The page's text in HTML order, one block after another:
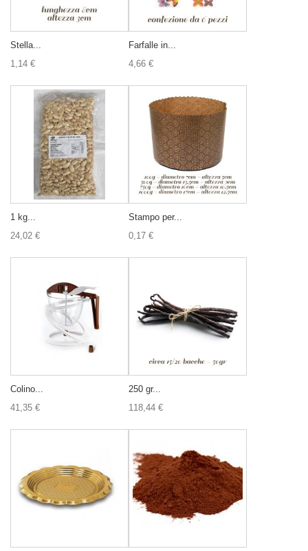
Stella...
1,14 €
Farfalle in...
4,66 €
1 kg...
24,02 €
Stampo per...
0,17 €
Colino...
41,35 €
250 gr...
118,44 €